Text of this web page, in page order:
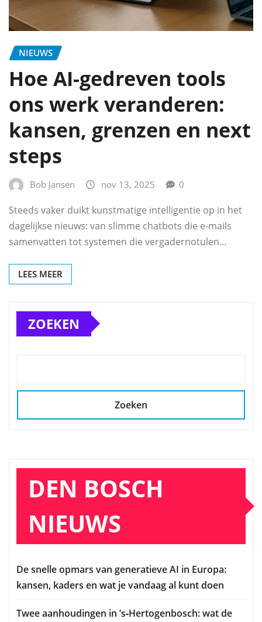
NIEUWS
Hoe AI-gedreven tools
ons werk veranderen:
kansen, grenzen en next
steps
Bob Jansen nov 13, 2025 0
Steeds vaker duikt kunstmatige intelligentie op in het
dagelijkse nieuws: van slimme chatbots die e-mails
samenvatten tot systemen die vergadernotulen…
LEES MEER
ZOEKEN
Zoeken
DEN BOSCH
NIEUWS
De snelle opmars van generatieve AI in Europa:
kansen, kaders en wat je vandaag al kunt doen
Twee aanhoudingen in ’s‑Hertogenbosch: wat de